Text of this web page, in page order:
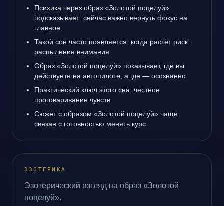
Психика через образ «Золотой поцелуй»
подсказывает: сейчас важно вернуть фокус на
главное.
Такой сон часто появляется, когда растёт риск:
распыление внимания.
Образ «Золотой поцелуй» показывает, где вы
действуете на автопилоте, а где — осознанно.
Практический ключ этого сна: честное
проговаривание чувств.
Сюжет с образом «Золотой поцелуй» чаще
связан с готовностью менять курс.
ЭЗОТЕРИКА
Эзотерический взгляд на образ «Золотой
поцелуй».